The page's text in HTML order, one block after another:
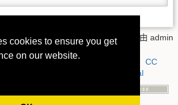
cookies to ensure you get
on our website.
· 上一次變更:2018/05/27 10:56 由 admin
上的內容都是採用以下授權方式： CC
Share Alike 4.0 International